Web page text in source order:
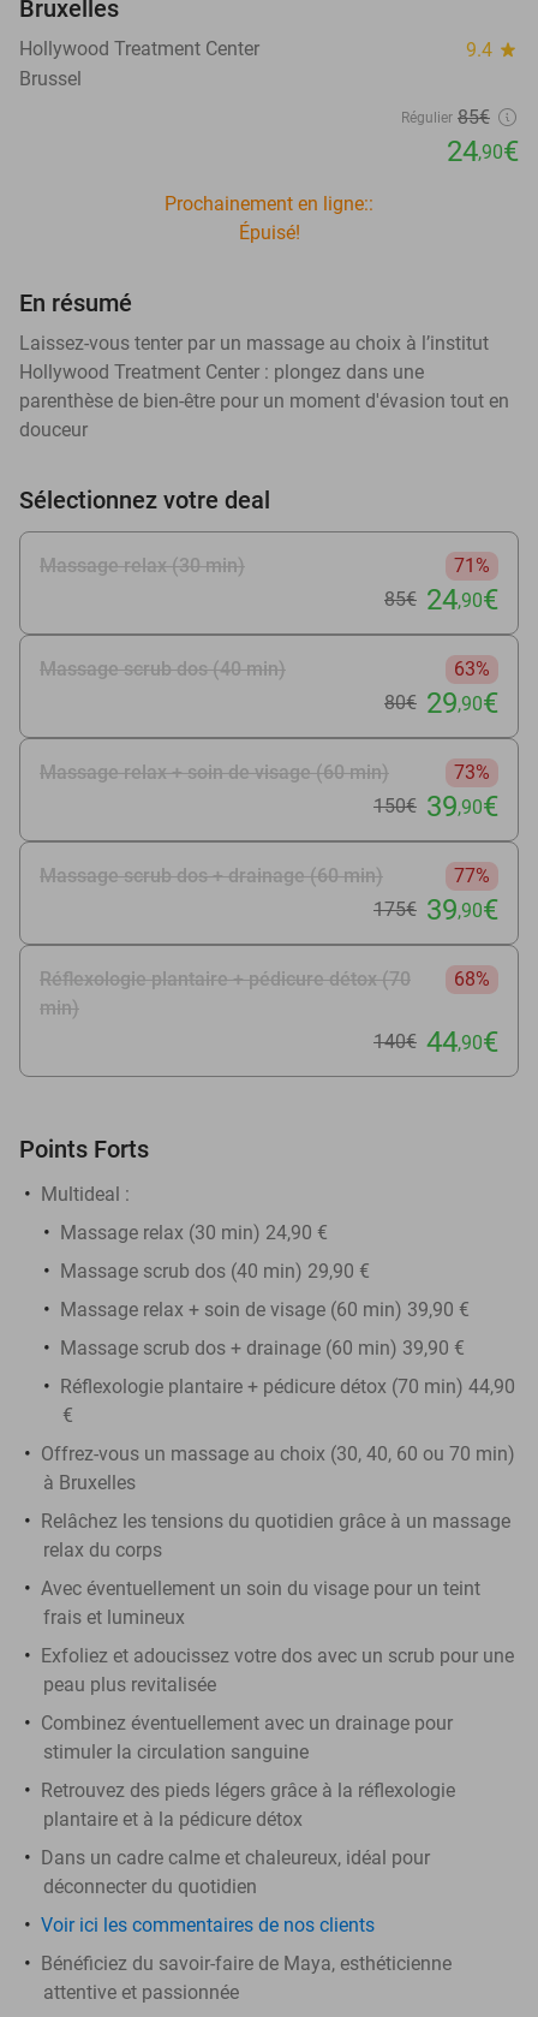
Bruxelles
Hollywood Treatment Center 9.4 star
Brussel
Régulier 85€
24,90€
Prochainement en ligne::
Épuisé!
En résumé
Laissez-vous tenter par un massage au choix à l’institut
Hollywood Treatment Center : plongez dans une
parenthèse de bien-être pour un moment d'évasion tout en
douceur
Sélectionnez votre deal
Massage relax (30 min)
71%
85€ 24,90€
Massage scrub dos (40 min)
63%
80€ 29,90€
Massage relax + soin de visage (60 min)
73%
150€ 39,90€
Massage scrub dos + drainage (60 min)
77%
175€ 39,90€
Réflexologie plantaire + pédicure détox (70
min)
68%
140€ 44,90€
Points Forts
Multideal :
Massage relax (30 min) 24,90 €
Massage scrub dos (40 min) 29,90 €
Massage relax + soin de visage (60 min) 39,90 €
Massage scrub dos + drainage (60 min) 39,90 €
Réflexologie plantaire + pédicure détox (70 min) 44,90
€
Offrez-vous un massage au choix (30, 40, 60 ou 70 min)
à Bruxelles
Relâchez les tensions du quotidien grâce à un massage
relax du corps
Avec éventuellement un soin du visage pour un teint
frais et lumineux
Exfoliez et adoucissez votre dos avec un scrub pour une
peau plus revitalisée
Combinez éventuellement avec un drainage pour
stimuler la circulation sanguine
Retrouvez des pieds légers grâce à la réflexologie
plantaire et à la pédicure détox
Dans un cadre calme et chaleureux, idéal pour
déconnecter du quotidien
Voir ici les commentaires de nos clients
Bénéficiez du savoir-faire de Maya, esthéticienne
attentive et passionnée